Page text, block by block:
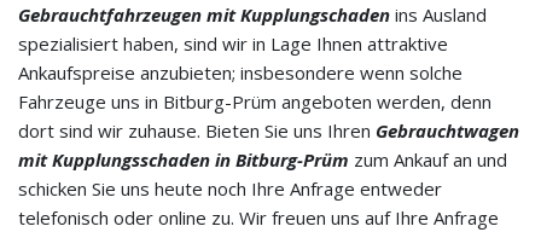
Gebrauchtfahrzeugen mit Kupplungschaden ins Ausland
spezialisiert haben, sind wir in Lage Ihnen attraktive
Ankaufspreise anzubieten; insbesondere wenn solche
Fahrzeuge uns in Bitburg-Prüm angeboten werden, denn
dort sind wir zuhause. Bieten Sie uns Ihren Gebrauchtwagen
mit Kupplungsschaden in Bitburg-Prüm zum Ankauf an und
schicken Sie uns heute noch Ihre Anfrage entweder
telefonisch oder online zu. Wir freuen uns auf Ihre Anfrage